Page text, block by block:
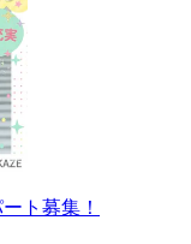
ト募集！